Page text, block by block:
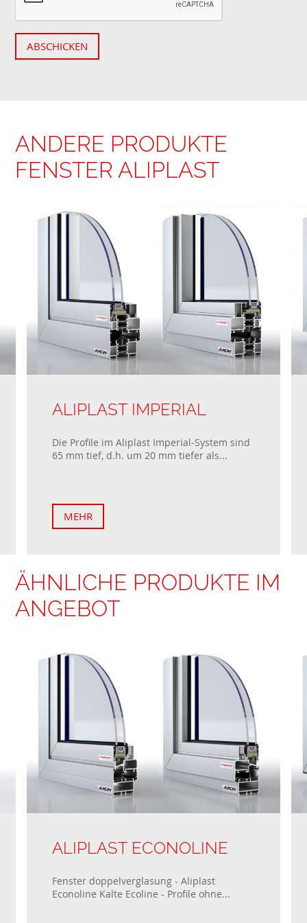
ABSCHICKEN
ANDERE PRODUKTE
FENSTER ALIPLAST
ALIPLAST IMPERIAL
Die Profile im Aliplast Imperial-System sind
65 mm tief, d.h. um 20 mm tiefer als...
MEHR
ÄHNLICHE PRODUKTE IM
ANGEBOT
ALIPLAST ECONOLINE
Fenster doppelverglasung - Aliplast
Econoline Kalte Ecoline - Profile ohne...